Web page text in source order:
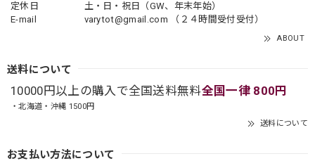
定休日
土・日・祝日（GW、年末年始）
E-mail
varytot@gmail.com （２４時間受付受付）
ABOUT
送料について
10000円以上の購入で全国送料無料全国一律 800円
・北海道・沖縄 1500円
送料について
お支払い方法について